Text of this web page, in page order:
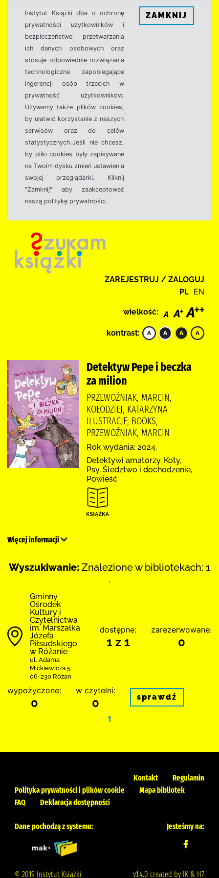
Instytut Książki dba o ochronę
prywatności użytkowników i
bezpieczeństwo przetwarzania
ich danych osobowych oraz
stosuje odpowiednie rozwiązania
technologiczne zapobiegające
ingerencji osób trzecich w
prywatność użytkowników.
Używamy także plików cookies,
by ułatwić korzystanie z naszych
serwisów oraz do celów
statystycznych.Jeśli nie chcesz,
by pliki cookies były zapisywane
na Twoim dysku zmień ustawienia
swojej przeglądarki. Kliknij
"Zamknij" aby zaakceptować
naszą politykę prywatności.
ZAMKNIJ
ZAREJESTRUJ / ZALOGUJ
PL EN
wielkość:
kontrast:
Detektyw Pepe i beczka
za milion
PRZEWOŹNIAK, MARCIN,
KOŁODZIEJ, KATARZYNA
ILUSTRACJE, BOOKS,
PRZEWOŹNIAK, MARCIN
Rok wydania: 2024.
Detektywi amatorzy, Koty,
Psy, Śledztwo i dochodzenie,
Powieść
Więcej informacji
Wyszukiwanie: Znalezione w bibliotekach: 1
.
Gminny
Ośrodek
Kultury i
Czytelnictwa
im. Marszałka
Józefa
Piłsudskiego
w Różanie
ul. Adama
Mickiewicza 5
06-230 Różan
dostępne:
1 z 1
zarezerwowane:
0
wypożyczone:
0
w czytelni:
0 sprawdź
1
Kontakt
Regulamin
Polityka prywatności i plików cookie
Mapa bibliotek
FAQ
Deklaracja dostępności
Dane pochodzą z systemu: Jesteśmy na:
© 2019 Instytut Książki v.1.4.0 created by IK & H7